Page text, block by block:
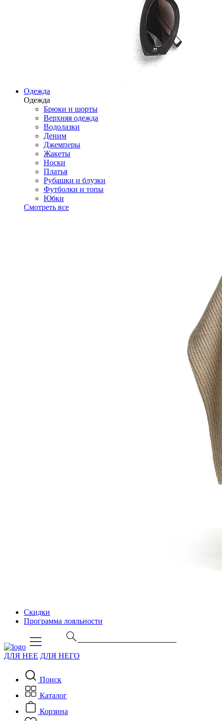
Одежда
Одежда
Брюки и шорты
Верхняя одежда
Водолазки
Деним
Джемперы
Жакеты
Носки
Платья
Рубашки и блузки
Футболки и топы
Юбки
Смотреть все
Скидки
Программа лояльности
ДЛЯ НЕЕ ДЛЯ НЕГО
Поиск
Каталог
Корзина